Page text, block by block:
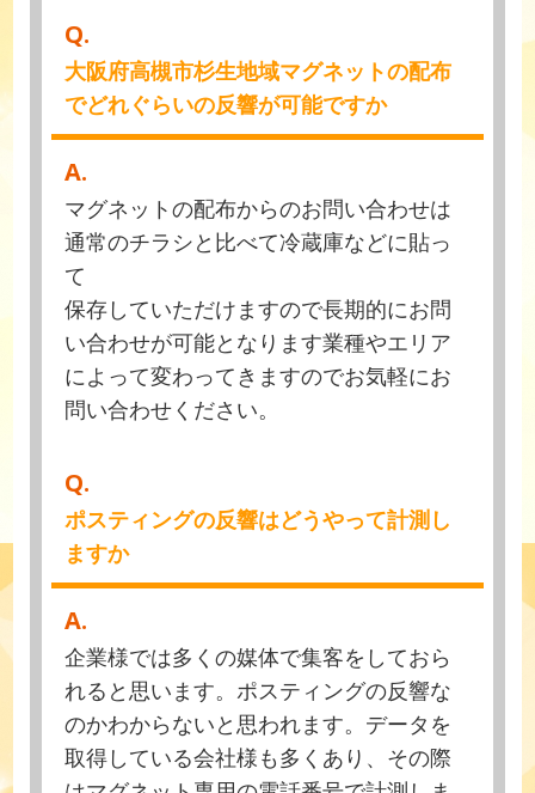
Q.
大阪府高槻市杉生地域マグネットの配布
でどれぐらいの反響が可能ですか
A.
マグネットの配布からのお問い合わせは
通常のチラシと比べて冷蔵庫などに貼っ
て
保存していただけますので長期的にお問
い合わせが可能となります業種やエリア
によって変わってきますのでお気軽にお
問い合わせください。
Q.
ポスティングの反響はどうやって計測し
ますか
A.
企業様では多くの媒体で集客をしておら
れると思います。ポスティングの反響な
のかわからないと思われます。データを
取得している会社様も多くあり、その際